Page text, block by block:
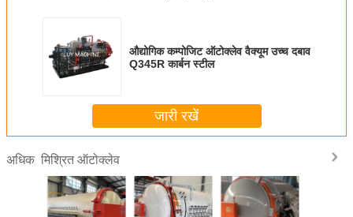
औद्योगिक कम्पोजिट ऑटोक्लेव वैक्यूम उच्च दबाव
Q345R कार्बन स्टील
जारी रखें
अधिक मिश्रित ऑटोक्लेव